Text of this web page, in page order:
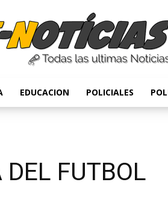
Anyulin
EDUCACION POLICIALES
FUTBOL